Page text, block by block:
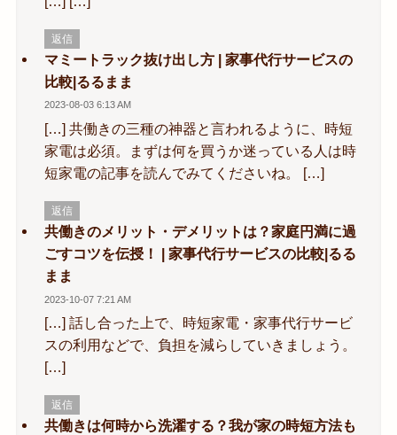
返信
マミートラック抜け出し方 | 家事代行サービスの
比較|るるまま
2023-08-03 6:13 AM
[…] 共働きの三種の神器と言われるように、時短
家電は必須。まずは何を買うか迷っている人は時
短家電の記事を読んでみてくださいね。 […]
返信
共働きのメリット・デメリットは？家庭円満に過
ごすコツを伝授！ | 家事代行サービスの比較|るる
まま
2023-10-07 7:21 AM
[…] 話し合った上で、時短家電・家事代行サービ
スの利用などで、負担を減らしていきましょう。
[…]
返信
共働きは何時から洗濯する？我が家の時短方法も